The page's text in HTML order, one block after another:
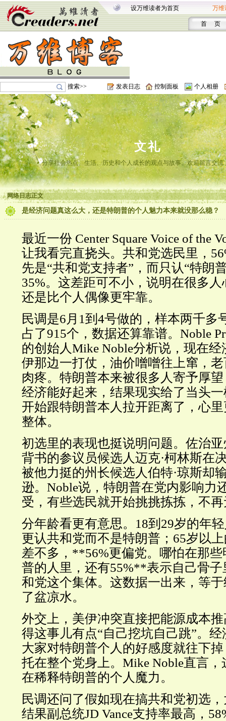
设万维读者为首页 万维
首 页
搜索>> 发表日志 控制面板 个人相册
文礼
分享社会热点、生活、历史和个人成长的观点与故事。欢迎留言交流
网络日志正文
是经济问题真这么大，还是特朗普的个人魅力本来就没那么稳？
最近一份 Center Square Voice of the
让我看完直挠头。共和党选民里，
先是“共和党支持者”，而只认“特朗
35%。这差距可不小，说明在很多
还是比个人偶像更牢靠。
民调是6月1到4号做的，样本两千多
占了915个，数据还算靠谱。Noble
的创始人Mike Noble分析说，现在
伊那边一打仗，油价噌噌往上窜，
肉疼。特朗普本来被很多人寄予厚
经济能好起来，结果现实给了当头
开始跟特朗普本人拉开距离了，心
整体。
初选里的表现也挺说明问题。佐治
背书的参议员候选人迈克·柯林斯在
被他力挺的州长候选人伯特·琼斯却
逊。Noble说，特朗普在党内影响力
受，有些选民就开始挑挑拣拣，不
分年龄看更有意思。18到29岁的年
更认共和党而不是特朗普；65岁以
差不多，**56%更偏党。哪怕在那
普的人里，还有55%**表示自己骨
和党这个集体。这数据一出来，等于
了盆凉水。
外交上，美伊冲突直接把能源成本
得这事儿有点“自己挖坑自己跳”。
大家对特朗普个人的好感度就往下
托在整个党身上。Mike Noble直言
在稀释特朗普的个人魔力。
民调还问了假如现在搞共和党初选
结果副总统JD Vance支持率最高，